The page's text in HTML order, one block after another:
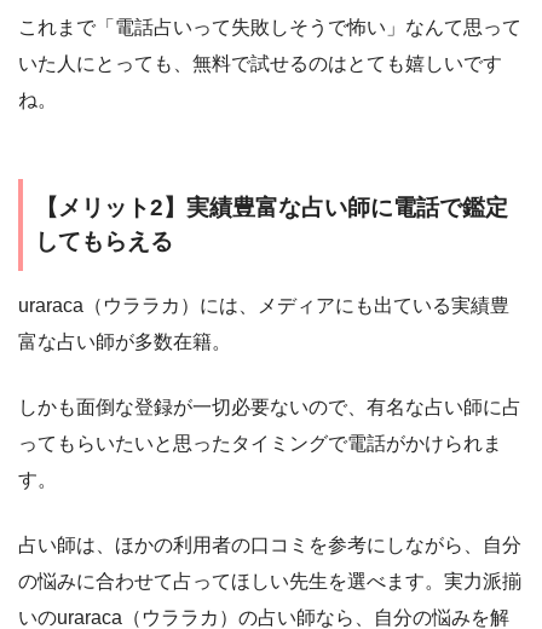
これまで「電話占いって失敗しそうで怖い」なんて思って
いた人にとっても、無料で試せるのはとても嬉しいです
ね。
【メリット2】実績豊富な占い師に電話で鑑定
してもらえる
uraraca（ウララカ）には、メディアにも出ている実績豊
富な占い師が多数在籍。
しかも面倒な登録が一切必要ないので、有名な占い師に占
ってもらいたいと思ったタイミングで電話がかけられま
す。
占い師は、ほかの利用者の口コミを参考にしながら、自分
の悩みに合わせて占ってほしい先生を選べます。実力派揃
いのuraraca（ウララカ）の占い師なら、自分の悩みを解